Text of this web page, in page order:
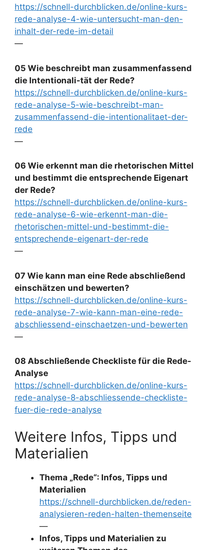
https://schnell-durchblicken.de/online-kurs-
rede-analyse-4-wie-untersucht-man-den-
inhalt-der-rede-im-detail
—
05 Wie beschreibt man zusammenfassend
die Intentionali-tät der Rede?
https://schnell-durchblicken.de/online-kurs-
rede-analyse-5-wie-beschreibt-man-
zusammenfassend-die-intentionalitaet-der-
rede
—
06 Wie erkennt man die rhetorischen Mittel
und bestimmt die entsprechende Eigenart
der Rede?
https://schnell-durchblicken.de/online-kurs-
rede-analyse-6-wie-erkennt-man-die-
rhetorischen-mittel-und-bestimmt-die-
entsprechende-eigenart-der-rede
—
07 Wie kann man eine Rede abschließend
einschätzen und bewerten?
https://schnell-durchblicken.de/online-kurs-
rede-analyse-7-wie-kann-man-eine-rede-
abschliessend-einschaetzen-und-bewerten
—
08 Abschließende Checkliste für die Rede-
Analyse
https://schnell-durchblicken.de/online-kurs-
rede-analyse-8-abschliessende-checkliste-
fuer-die-rede-analyse
Weitere Infos, Tipps und
Materialien
Thema „Rede“: Infos, Tipps und
Materialien
https://schnell-durchblicken.de/reden-
analysieren-reden-halten-themenseite
—
Infos, Tipps und Materialien zu